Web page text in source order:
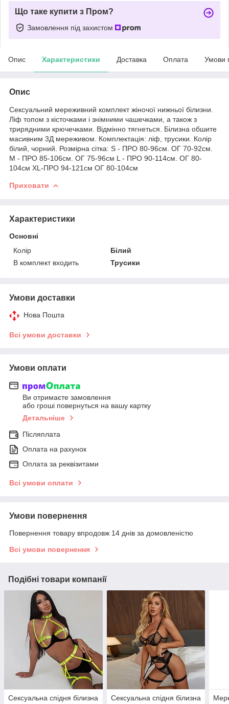
Що таке купити з Пром?
Замовлення під захистом
Опис Характеристики Доставка Оплата Умови
Опис
Сексуальний мереживний комплект жіночої нижньої білизни.
Ліф топом з кісточками і знімними чашечками, а також з
трирядними крючечками. Відмінно тягнеться. Білизна обшите
масивним 3Д мереживом. Комплектація: ліф, трусики. Колір
білий, чорний. Розмірна сітка: S - ПРО 80-96см. ОГ 70-92см.
M - ПРО 85-106см. ОГ 75-96см L - ПРО 90-114см. ОГ 80-
104см XL-ПРО 94-121см ОГ 80-104см
Приховати
Характеристики
Основні
Колір
Білий
В комплект входить
Трусики
Умови доставки
Нова Пошта
Всі умови доставки
Умови оплати
Ви отримаєте замовлення
або гроші повернуться на вашу картку
Детальніше
Післяплата
Оплата на рахунок
Оплата за реквізитами
Всі умови оплати
Умови повернення
Повернення товару впродовж 14 днів за домовленістю
Всі умови повернення
Подібні товари компанії
Сексуальна спідня білизна Сексуальна спідня білизна